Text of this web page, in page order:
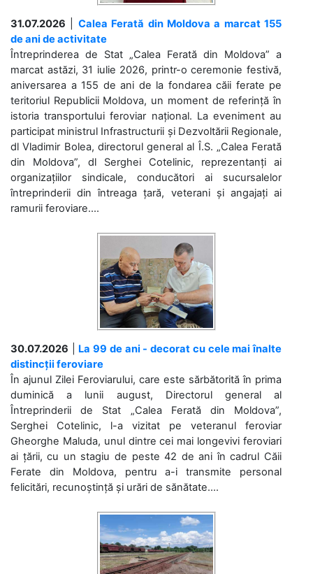
31.07.2026
Calea Ferată din Moldova a marcat 155
de ani de activitate
Întreprinderea de Stat „Calea Ferată din Moldova” a
marcat astăzi, 31 iulie 2026, printr-o ceremonie festivă,
aniversarea a 155 de ani de la fondarea căii ferate pe
teritoriul Republicii Moldova, un moment de referință în
istoria transportului feroviar național. La eveniment au
participat ministrul Infrastructurii și Dezvoltării Regionale,
dl Vladimir Bolea, directorul general al Î.S. „Calea Ferată
din Moldova”, dl Serghei Cotelinic, reprezentanți ai
organizațiilor sindicale, conducători ai sucursalelor
întreprinderii din întreaga țară, veterani și angajați ai
ramurii feroviare....
30.07.2026
La 99 de ani - decorat cu cele mai înalte
distincții feroviare
În ajunul Zilei Feroviarului, care este sărbătorită în prima
duminică a lunii august, Directorul general al
Întreprinderii de Stat „Calea Ferată din Moldova”,
Serghei Cotelinic, l-a vizitat pe veteranul feroviar
Gheorghe Maluda, unul dintre cei mai longevivi feroviari
ai țării, cu un stagiu de peste 42 de ani în cadrul Căii
Ferate din Moldova, pentru a-i transmite personal
felicitări, recunoștință și urări de sănătate....